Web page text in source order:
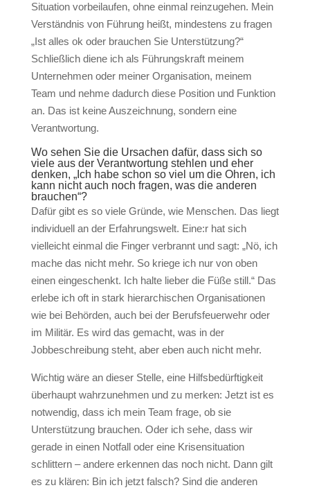
Situation vorbeilaufen, ohne einmal reinzugehen. Mein
Verständnis von Führung heißt, mindestens zu fragen
„Ist alles ok oder brauchen Sie Unterstützung?“
Schließlich diene ich als Führungskraft meinem
Unternehmen oder meiner Organisation, meinem
Team und nehme dadurch diese Position und Funktion
an. Das ist keine Auszeichnung, sondern eine
Verantwortung.
Wo sehen Sie die Ursachen dafür, dass sich so
viele aus der Verantwortung stehlen und eher
denken, „Ich habe schon so viel um die Ohren, ich
kann nicht auch noch fragen, was die anderen
brauchen“?
Dafür gibt es so viele Gründe, wie Menschen. Das liegt
individuell an der Erfahrungswelt. Eine:r hat sich
vielleicht einmal die Finger verbrannt und sagt: „Nö, ich
mache das nicht mehr. So kriege ich nur von oben
einen eingeschenkt. Ich halte lieber die Füße still.“ Das
erlebe ich oft in stark hierarchischen Organisationen
wie bei Behörden, auch bei der Berufsfeuerwehr oder
im Militär. Es wird das gemacht, was in der
Jobbeschreibung steht, aber eben auch nicht mehr.
Wichtig wäre an dieser Stelle, eine Hilfsbedürftigkeit
überhaupt wahrzunehmen und zu merken: Jetzt ist es
notwendig, dass ich mein Team frage, ob sie
Unterstützung brauchen. Oder ich sehe, dass wir
gerade in einen Notfall oder eine Krisensituation
schlittern – andere erkennen das noch nicht. Dann gilt
es zu klären: Bin ich jetzt falsch? Sind die anderen